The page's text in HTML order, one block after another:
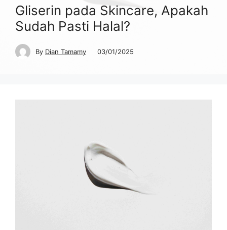
Gliserin pada Skincare, Apakah
Sudah Pasti Halal?
By Dian Tamamy 03/01/2025